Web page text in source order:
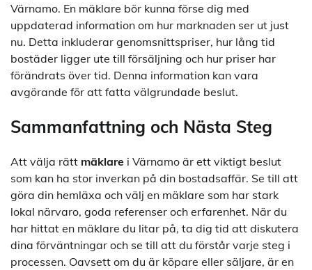
Värnamo. En mäklare bör kunna förse dig med
uppdaterad information om hur marknaden ser ut just
nu. Detta inkluderar genomsnittspriser, hur lång tid
bostäder ligger ute till försäljning och hur priser har
förändrats över tid. Denna information kan vara
avgörande för att fatta välgrundade beslut.
Sammanfattning och Nästa Steg
Att välja rätt mäklare i Värnamo är ett viktigt beslut
som kan ha stor inverkan på din bostadsaffär. Se till att
göra din hemläxa och välj en mäklare som har stark
lokal närvaro, goda referenser och erfarenhet. När du
har hittat en mäklare du litar på, ta dig tid att diskutera
dina förväntningar och se till att du förstår varje steg i
processen. Oavsett om du är köpare eller säljare, är en